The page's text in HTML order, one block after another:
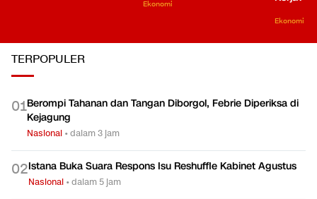
Ekonomi
Ekonomi
TERPOPULER
01Berompi Tahanan dan Tangan Diborgol, Febrie Diperiksa di
Kejagung
Nasional •dalam 3 jam
02Istana Buka Suara Respons Isu Reshuffle Kabinet Agustus
Nasional •dalam 5 jam